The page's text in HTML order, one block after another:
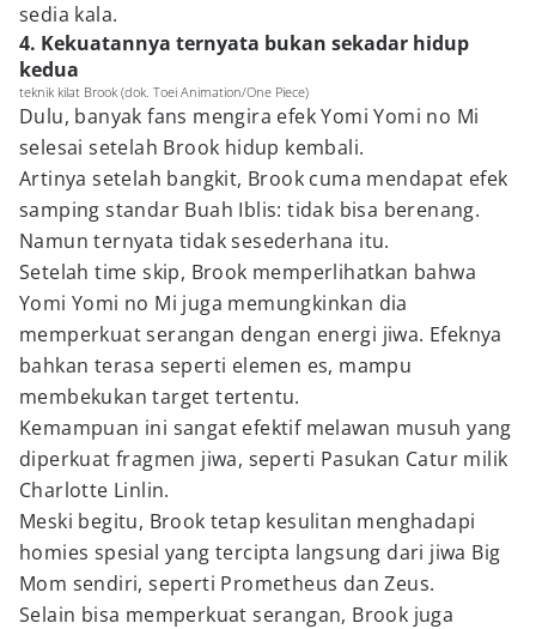
sedia kala.
4. Kekuatannya ternyata bukan sekadar hidup
kedua
teknik kilat Brook (dok. Toei Animation/One Piece)
Dulu, banyak fans mengira efek Yomi Yomi no Mi
selesai setelah Brook hidup kembali.
Artinya setelah bangkit, Brook cuma mendapat efek
samping standar Buah Iblis: tidak bisa berenang.
Namun ternyata tidak sesederhana itu.
Setelah time skip, Brook memperlihatkan bahwa
Yomi Yomi no Mi juga memungkinkan dia
memperkuat serangan dengan energi jiwa. Efeknya
bahkan terasa seperti elemen es, mampu
membekukan target tertentu.
Kemampuan ini sangat efektif melawan musuh yang
diperkuat fragmen jiwa, seperti Pasukan Catur milik
Charlotte Linlin.
Meski begitu, Brook tetap kesulitan menghadapi
homies spesial yang tercipta langsung dari jiwa Big
Mom sendiri, seperti Prometheus dan Zeus.
Selain bisa memperkuat serangan, Brook juga